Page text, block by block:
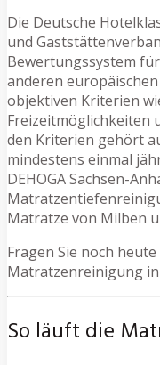
Die Deutsche
und
Bewertungssystem
anderen
objektiven Kriterien
Freizeitmöglichkeiten
den Kriterien gehört
mindestens einmal
DEHOGA Sachsen-
Matratze von Milben
Fragen Sie noch
Matratzenreinigung in
So läuft die